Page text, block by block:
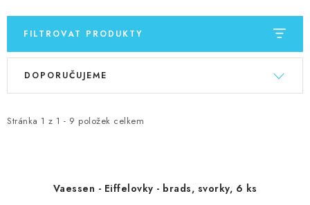
Podmínky ochrany osobních údajů
Ověřování recenzí
Jak nakupovat
FILTROVAT PRODUKTY
V
i
Stránka 1 z 1 - 9 položek celkem
Ř
e
DOPORUČUJEME
Vaessen - Eiffelovky - brads, svorky, 6 ks